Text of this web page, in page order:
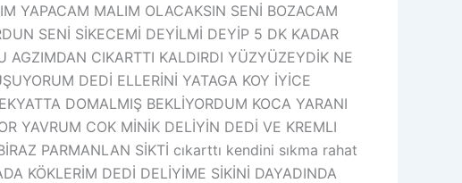
YAPACAM MALIM OLACAKSIN SENİ BOZACAM
SENİ SİKECEMİ DEYİLMİ DEYİP 5 DK KADAR
AGZIMDAN CIKARTTI KALDIRDI YÜZYÜZEYDİK NE
DEDİ ELLERİNİ YATAGA KOY İYİCE
DOMALMIŞ BEKLİYORDUM KOCA YARANI
YAVRUM COK MİNİK DELİYİN DEDİ VE KREMLI
PARMANLAN SİKTİ cıkarttı kendini sıkma rahat
KÖKLERİM DEDİ DELİYİME SİKİNİ DAYADINDA